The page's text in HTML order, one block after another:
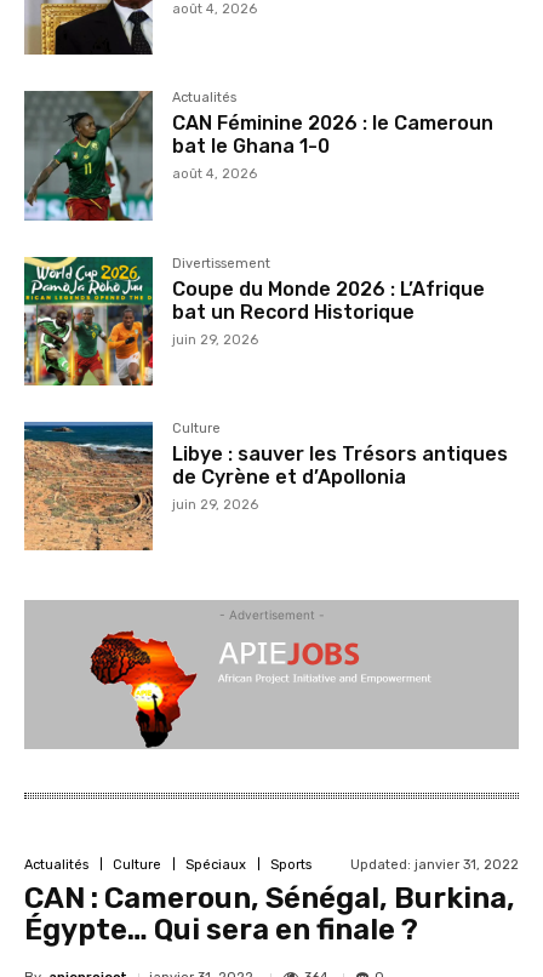
août 4, 2026
Actualités
CAN Féminine 2026 : le Cameroun
bat le Ghana 1-0
août 4, 2026
Divertissement
Coupe du Monde 2026 : L’Afrique
bat un Record Historique
juin 29, 2026
Culture
Libye : sauver les Trésors antiques
de Cyrène et d’Apollonia
juin 29, 2026
- Advertisement -